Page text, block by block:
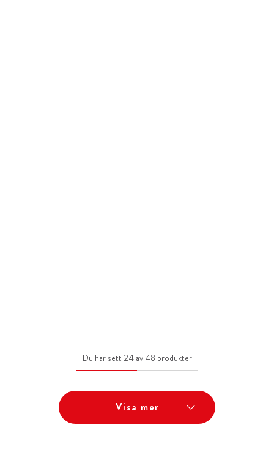
Du har sett 24 av 48 produkter
Visa mer